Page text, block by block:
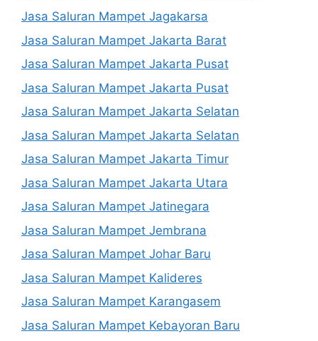
Jasa Saluran Mampet Jagakarsa
Jasa Saluran Mampet Jakarta Barat
Jasa Saluran Mampet Jakarta Pusat
Jasa Saluran Mampet Jakarta Pusat
Jasa Saluran Mampet Jakarta Selatan
Jasa Saluran Mampet Jakarta Selatan
Jasa Saluran Mampet Jakarta Timur
Jasa Saluran Mampet Jakarta Utara
Jasa Saluran Mampet Jatinegara
Jasa Saluran Mampet Jembrana
Jasa Saluran Mampet Johar Baru
Jasa Saluran Mampet Kalideres
Jasa Saluran Mampet Karangasem
Jasa Saluran Mampet Kebayoran Baru